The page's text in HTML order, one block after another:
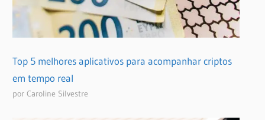
Top 5 melhores aplicativos para acompanhar criptos
em tempo real
por Caroline Silvestre